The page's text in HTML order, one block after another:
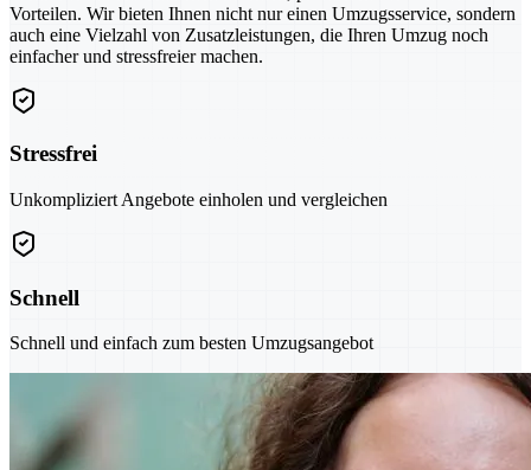
Vorteilen. Wir bieten Ihnen nicht nur einen Umzugsservice, sondern
auch eine Vielzahl von Zusatzleistungen, die Ihren Umzug noch
einfacher und stressfreier machen.
Stressfrei
Unkompliziert Angebote einholen und vergleichen
Schnell
Schnell und einfach zum besten Umzugsangebot